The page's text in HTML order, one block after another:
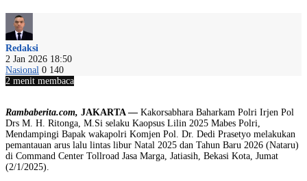
Redaksi
2 Jan 2026 18:50
Nasional 0 140
2 menit membaca
Rambaberita.com, JAKARTA — Kakorsabhara Baharkam Polri Irjen Pol
Drs M. H. Ritonga, M.Si selaku Kaopsus Lilin 2025 Mabes Polri,
Mendampingi Bapak wakapolri Komjen Pol. Dr. Dedi Prasetyo melakukan
pemantauan arus lalu lintas libur Natal 2025 dan Tahun Baru 2026 (Nataru)
di Command Center Tollroad Jasa Marga, Jatiasih, Bekasi Kota, Jumat
(2/1/2025).